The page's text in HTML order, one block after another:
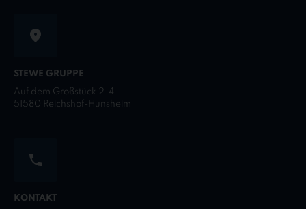
STEWE GRUPPE
Auf dem Großstück 2-4
51580 Reichshof-Hunsheim
KONTAKT